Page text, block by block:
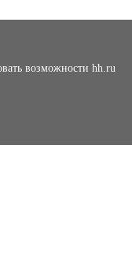
возможности hh.ru